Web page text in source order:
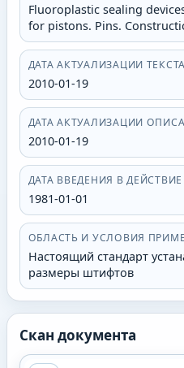
Fluoroplastic sealing
for pistons. Pins.
ДАТА АКТУАЛИЗАЦИИ ТЕКСТА
2010-01-19
ДАТА АКТУАЛИЗАЦИИ
2010-01-19
ДАТА ВВЕДЕНИЯ В ДЕЙСТВИЕ
1981-01-01
ОБЛАСТЬ И УСЛОВИЯ
Настоящий стандарт
размеры штифтов
Скан документа